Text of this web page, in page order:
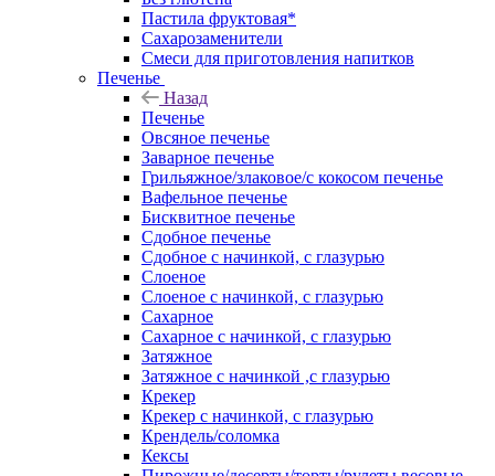
Пастила фруктовая*
Сахарозаменители
Смеси для приготовления напитков
Печенье
Назад
Печенье
Овсяное печенье
Заварное печенье
Грильяжное/злаковое/с кокосом печенье
Вафельное печенье
Бисквитное печенье
Сдобное печенье
Сдобное с начинкой, с глазурью
Слоеное
Слоеное с начинкой, с глазурью
Сахарное
Сахарное с начинкой, с глазурью
Затяжное
Затяжное с начинкой ,с глазурью
Крекер
Крекер с начинкой, с глазурью
Крендель/соломка
Кексы